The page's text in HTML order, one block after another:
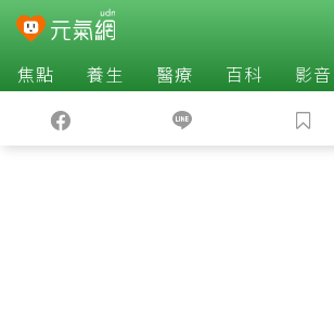
焦點 養生 醫療 百科 影音